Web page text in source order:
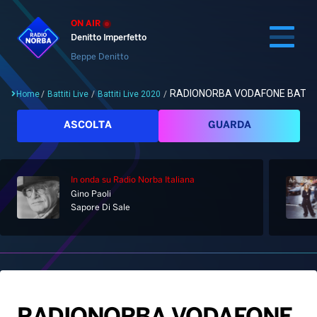
ON AIR
Denitto Imperfetto
Beppe Denitto
Cerca
Home
Palinsesto
Notizie
Home/ Battiti Live / Battiti Live 2020 / RADIONORBA VODAFONE
ASCOLTA GUARDA
In onda su Radio Norba Italiana
Gino Paoli
Sapore Di Sale